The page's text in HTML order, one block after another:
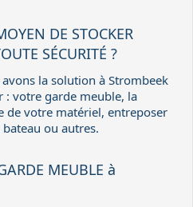
DE STOCKER
SÉCURITÉ ?
la solution à Strombeek
votre garde meuble, la
de votre matériel, entreposer
ou autres.
MEUBLE à